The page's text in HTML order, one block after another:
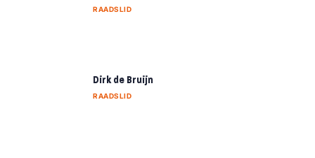
RAADSLID
Dirk de Bruijn
RAADSLID